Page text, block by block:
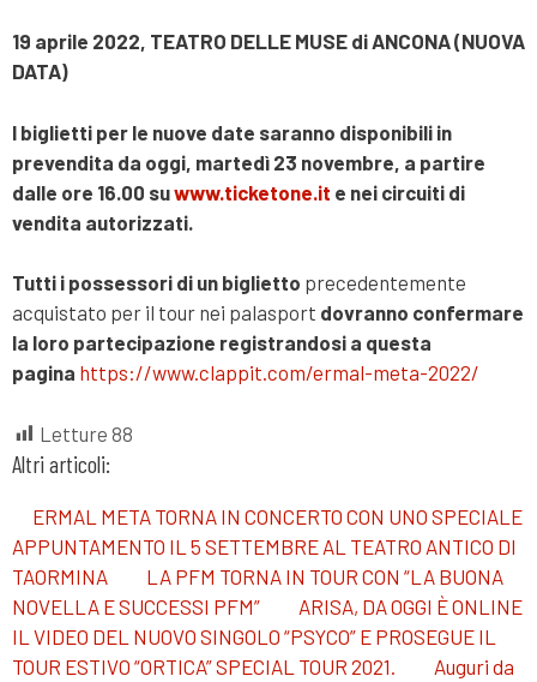
19 aprile 2022, TEATRO DELLE MUSE di ANCONA(NUOVA
DATA)
I biglietti per le nuove date saranno disponibili in
prevendita da oggi, martedì 23 novembre, a partire
dalle ore 16.00 suwww.ticketone.it e nei circuiti di
vendita autorizzati.
Tutti i possessori di un biglietto precedentemente
acquistato per il tour nei palasport dovranno confermare
la loro partecipazione registrandosi a questa
pagina https://www.clappit.com/ermal-meta-2022/
Letture 88
Altri articoli:
ERMAL META TORNA IN CONCERTO CON UNO SPECIALE
APPUNTAMENTO IL 5 SETTEMBRE AL TEATRO ANTICO DI
TAORMINA
LA PFM TORNA IN TOUR CON “LA BUONA
NOVELLA E SUCCESSI PFM”
ARISA, DA OGGI È ONLINE
IL VIDEO DEL NUOVO SINGOLO “PSYCO” E PROSEGUE IL
TOUR ESTIVO “ORTICA” SPECIAL TOUR 2021.
Auguri da